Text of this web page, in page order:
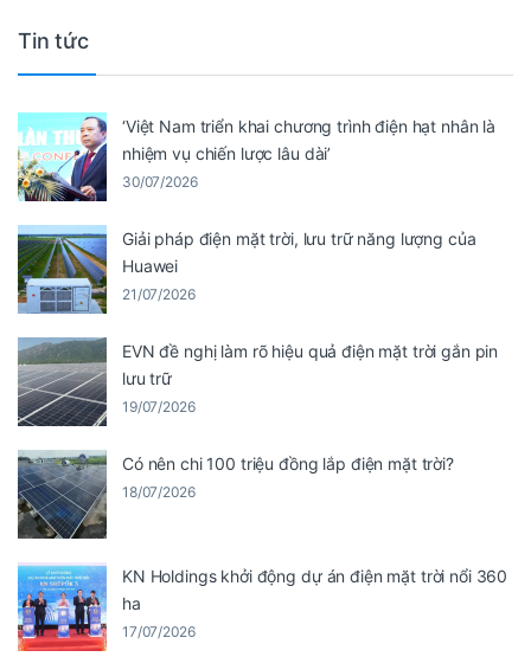
Tin tức
‘Việt Nam triển khai chương trình điện hạt nhân là
nhiệm vụ chiến lược lâu dài’
30/07/2026
Giải pháp điện mặt trời, lưu trữ năng lượng của
Huawei
21/07/2026
EVN đề nghị làm rõ hiệu quả điện mặt trời gắn pin
lưu trữ
19/07/2026
Có nên chi 100 triệu đồng lắp điện mặt trời?
18/07/2026
KN Holdings khởi động dự án điện mặt trời nổi 360
ha
17/07/2026